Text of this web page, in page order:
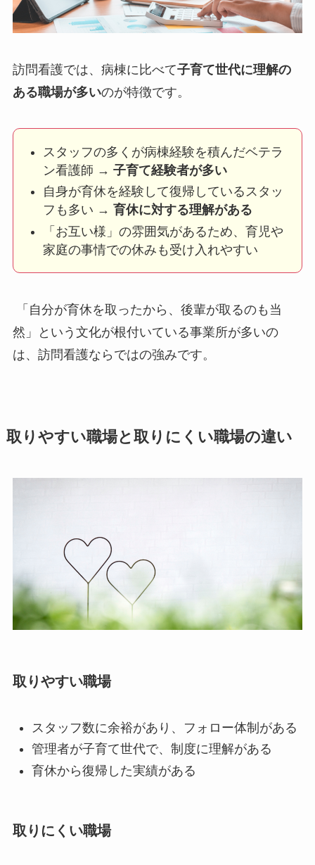
訪問看護では、病棟に比べて子育て世代に理解の
ある職場が多いのが特徴です。
スタッフの多くが病棟経験を積んだベテラ
ン看護師 → 子育て経験者が多い
自身が育休を経験して復帰しているスタッ
フも多い → 育休に対する理解がある
「お互い様」の雰囲気があるため、育児や
家庭の事情での休みも受け入れやすい
「自分が育休を取ったから、後輩が取るのも当
然」という文化が根付いている事業所が多いの
は、訪問看護ならではの強みです。
取りやすい職場と取りにくい職場の違い
取りやすい職場
スタッフ数に余裕があり、フォロー体制がある
管理者が子育て世代で、制度に理解がある
育休から復帰した実績がある
取りにくい職場